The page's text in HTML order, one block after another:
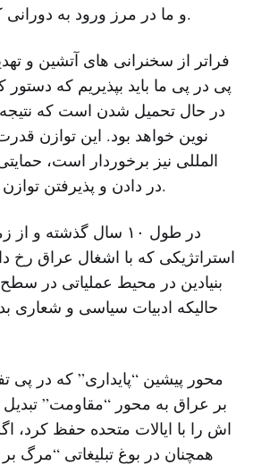
و ما در مرز ورود به دورانی کاملا متفاوت هستیم.
فراتر از سخنرانی های آتشین و
پی در پی ما باید بپذیریم که
در حال تحمیل شدن است که
نوین خواهد بود. این توازن
المللی نیز برخوردار است،
در دادن و پذیرفتن توازن نوین هدایت می کند.
در طول ۱۰ سال گذشته
استراتژیکی که با اشغال عراق رخ
بنیادین در محیط عملیاتی در سطح
حالیکه ادبیات سیاسی و شعاری
محور پیشین “پایداری” که در پی
بر عراق به محور “مقاومت”
اش را با ایالات متحده حفظ کرد،
همچنان در بوغ تبلیغاتی “مرگ